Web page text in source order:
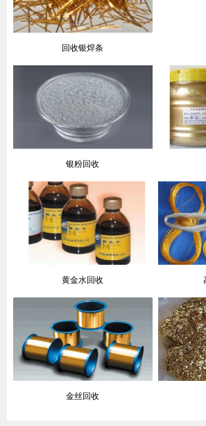
回收银焊条
银粉回收
黄金水回收
金丝回收